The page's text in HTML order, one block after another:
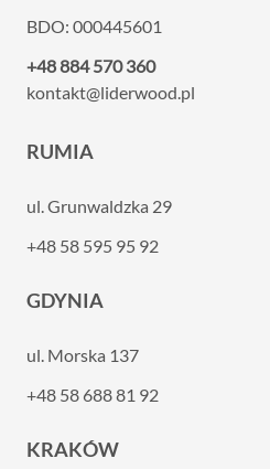
BDO: 000445601
+48 884 570 360
kontakt@liderwood.pl
RUMIA
ul. Grunwaldzka 29
+48 58 595 95 92
GDYNIA
ul. Morska 137
+48 58 688 81 92
KRAKÓW